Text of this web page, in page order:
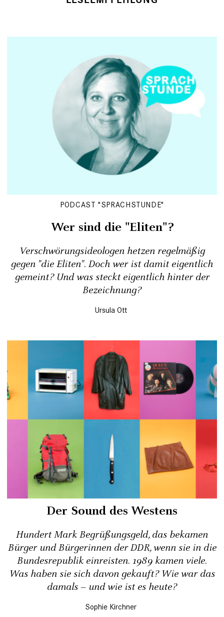
PODCAST "SPRACHSTUNDE"
Wer sind die "Eliten"?
Verschwörungsideologen hetzen regelmäßig
gegen "die Eliten". Doch wer ist damit eigentlich
gemeint? Und was steckt eigentlich hinter der
Bezeichnung?
Ursula Ott
Der Sound des Westens
Hundert Mark Begrüßungsgeld, das bekamen
Bürger und Bürgerinnen der DDR, wenn sie in die
Bundesrepublik einreisten. 1989 kamen viele.
Was haben sie sich davon gekauft? Wie war das
damals – und wie ist es heute?
Sophie Kirchner